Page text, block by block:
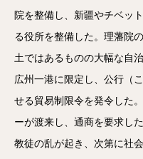
院を整備し、新疆やチベッ
る役所を整備した。理藩院
土ではあるものの大幅な自
広州一港に限定し、公行（
せる貿易制限令を発令した
ーが渡来し、通商を要求し
教徒の乱が起き、次第に社